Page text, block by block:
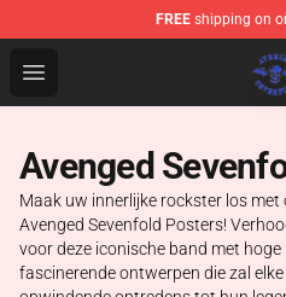
FREE shipping on
Open menu
Avenged Sevenfold
Avenged
Maak uw innerlijke rockster los met
Avenged Sevenfold Posters!
voor deze iconische band met
fascinerende ontwerpen die zal